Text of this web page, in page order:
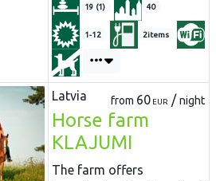
19 (1) 40
1-12 2items
Latvia from 60 EUR /night
Horse farm
KLAJUMI
The farm offers